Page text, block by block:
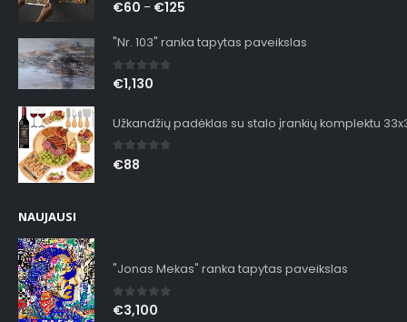
0out of 5
€60 – €125
"Nr. 103" ranka tapytas paveikslas
0out of 5
€1,130
Užkandžių padėklas su stalo įrankių komplektu
0out of 5
€88
NAUJAUSI
"Jonas Mekas" ranka tapytas paveikslas
0out of 5
€3,100